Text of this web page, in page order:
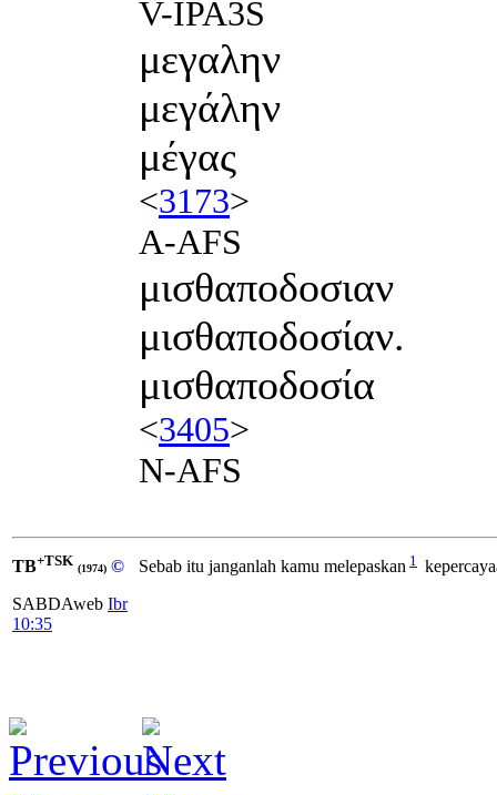
V-IPA3S
μεγαλην
μεγάλην
μέγας
<3173>
A-AFS
μισθαποδοσιαν
μισθαποδοσίαν.
μισθαποδοσία
<3405>
N-AFS
TB+TSK (1974) ©
SABDAweb Ibr
10:35
Sebab itu janganlah kamu melepaskan 1